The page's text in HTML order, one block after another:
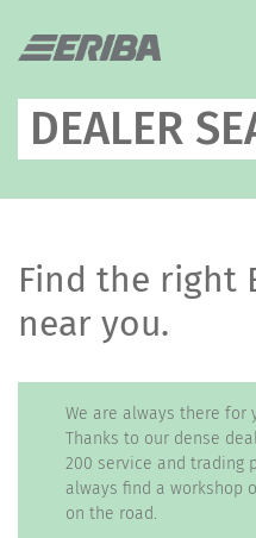
DEALER
Find the right
near you.
We are always there for
Thanks to our dense
200 service and trading
always find a workshop
on the road.